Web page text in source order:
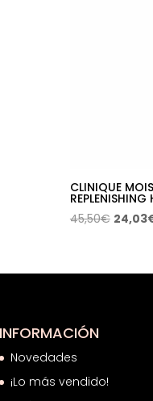
CLINIQUE
45,50€ El
era:
24,03
INFORMACIÓN
Novedades
¡Lo más vendido!